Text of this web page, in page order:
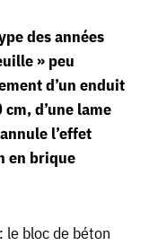
des années
» peu
d’un enduit
d’une lame
l’effet
en brique
le bloc de béton